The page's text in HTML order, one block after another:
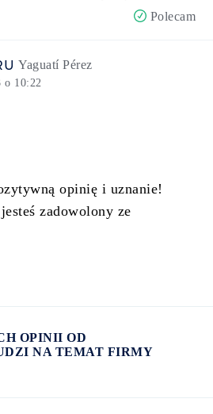
Polecam
Yaguatí Pérez
o 10:22
opinię i uznanie!
zadowolony ze
OPINII OD
NA TEMAT FIRMY